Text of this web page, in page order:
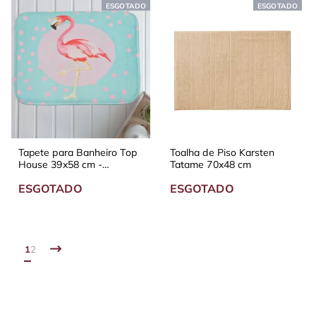
ESGOTADO
Tapete para Banheiro Top
House 39x58 cm -
ESGOTADO
ESGOTADO
Toalha de Piso Karsten
Tatame 70x48 cm
ESGOTADO
12